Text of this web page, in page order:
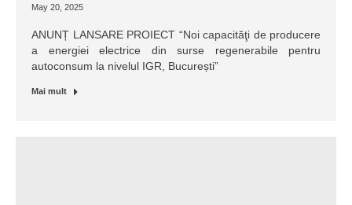
May 20, 2025
ANUNȚ LANSARE PROIECT “Noi capacităţi de producere
a energiei electrice din surse regenerabile pentru
autoconsum la nivelul IGR, București”
Mai mult